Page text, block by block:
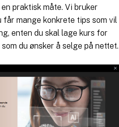
praktisk måte. Vi bruker
får mange konkrete tips som vil
enten du skal lage kurs for
du ønsker å selge på nettet.